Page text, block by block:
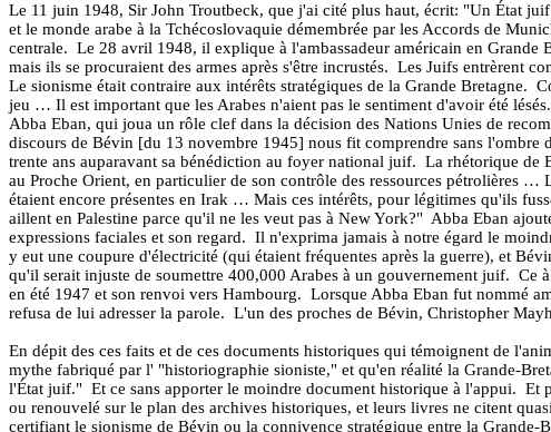
Le 11 juin 1948, Sir John Troutbeck, que j'ai cité plus haut, écrit: "Un État
et le monde arabe à la Tchécoslovaquie démembrée par les Accords de
centrale. Le 28 avril 1948, il explique à l'ambassadeur américain en Grande
mais ils se procuraient des armes après s'être incrustés. Les Juifs entrèrent
Le sionisme était contraire aux intérêts stratégiques de la Grande Bretagne.
jeu … Il est important que les Arabes n'aient pas le sentiment d'avoir été
Abba Eban, qui joua un rôle clef dans la décision des Nations Unies de
discours de Bévin [du 13 novembre 1945] nous fit comprendre sans
trente ans auparavant sa bénédiction au foyer national juif. La rhétorique de
au Proche Orient, en particulier de son contrôle des ressources pétrolières …
étaient encore présentes en Irak … Mais ces intérêts, pour légitimes qu'ils
aillent en Palestine parce qu'il ne les veut pas à New York?" Abba Eban
expressions faciales et son regard. Il n'exprima jamais à notre égard le
y eut une coupure d'électricité (qui étaient fréquentes après la guerre), et
qu'il serait injuste de soumettre 400,000 Arabes à un gouvernement juif. Ce
en été 1947 et son renvoi vers Hambourg. Lorsque Abba Eban fut nommé
refusa de lui adresser la parole. L'un des proches de Bévin, Christopher
En dépit des ces faits et de ces documents historiques qui témoignent de
mythe fabriqué par l' "historiographie sioniste," et qu'en réalité la Grande-
l'État juif." Et ce sans apporter le moindre document historique à l'appui. Et
ou renouvelé sur le plan des archives historiques, et leurs livres ne citent
certifiant le sionisme de Bévin ou la connivence stratégique entre la Grande-